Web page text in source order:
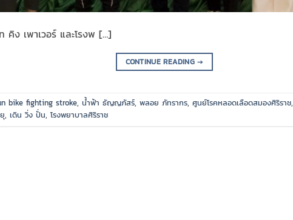
ง เพาเวอร์ และโรงพ […]
CONTINUE READING→
bike fighting stroke, น้ำฟ้า ธัญญภัสร์, พลอย ภัทรากร, ศูนย์โรคหลอดเลือดสมองศิริราช,
, เดิน วิ่ง ปั่น, โรงพยาบาลศิริราช